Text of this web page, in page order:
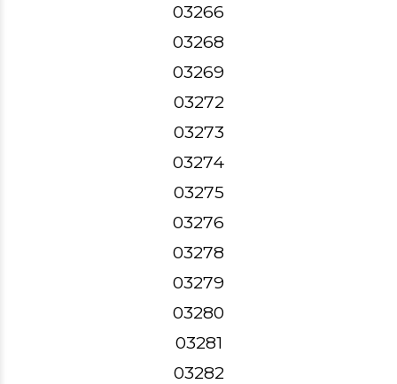
03266
03268
03269
03272
03273
03274
03275
03276
03278
03279
03280
03281
03282